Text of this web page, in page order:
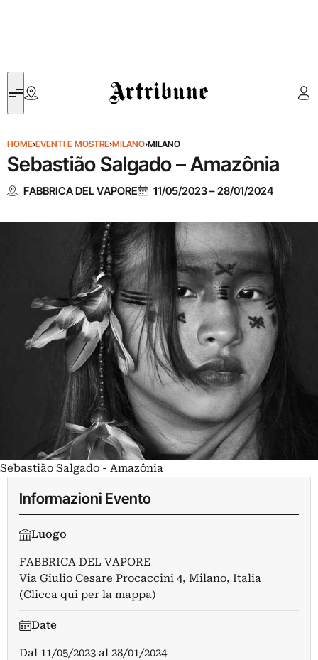
Artribune
HOME›EVENTI E MOSTRE›MILANO›MILANO
Sebastião Salgado – Amazônia
FABBRICA DEL VAPORE 11/05/2023–28/01/2024
Sebastião Salgado - Amazônia
Informazioni Evento
Luogo
FABBRICA DEL VAPORE
Via Giulio Cesare Procaccini 4, Milano, Italia
(Clicca qui per la mappa)
Date
Dal 11/05/2023 al 28/01/2024